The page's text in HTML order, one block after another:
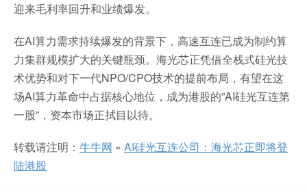
迎来毛利率回升和业绩爆发。
在AI算力需求持续爆发的背景下，高速互连已成为制约算
力集群规模扩大的关键瓶颈。海光芯正凭借全栈式硅光技
术优势和对下一代NPO/CPO技术的提前布局，有望在这
场AI算力革命中占据核心地位，成为港股的”AI硅光互连第
一股”，资本市场正拭目以待。
转载请注明： 牛牛网 » AI硅光互连公司：海光芯正即将登
陆港股